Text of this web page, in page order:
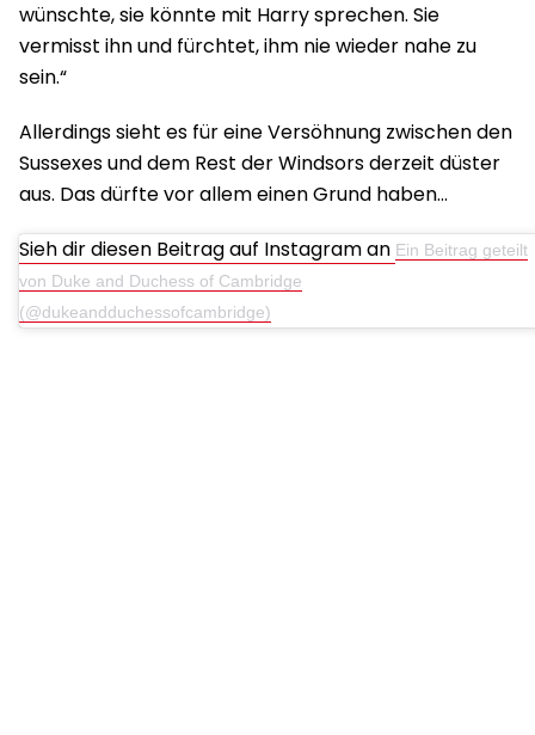
wünschte, sie könnte mit Harry sprechen. Sie
vermisst ihn und fürchtet, ihm nie wieder nahe zu
sein.“
Allerdings sieht es für eine Versöhnung zwischen den
Sussexes und dem Rest der Windsors derzeit düster
aus. Das dürfte vor allem einen Grund haben…
Sieh dir diesen Beitrag auf Instagram an Ein Beitrag geteilt
von Duke and Duchess of Cambridge
(@dukeandduchessofcambridge)